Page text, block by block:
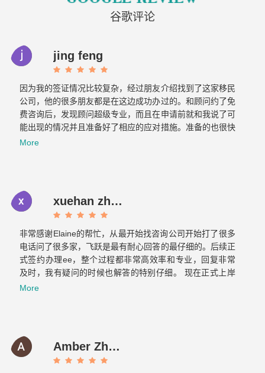
谷歌评论
jing feng
因为我的签证情况比较复杂，经过朋友介绍找到了这家移民
公司，他的很多朋友都是在这边成功办过的。和顾问约了免
费咨询后，发现顾问超级专业，而且在申请前就和我说了可
能出现的情况并且准备好了相应的应对措施。准备的也很快
文件不到一周就交上去了。没想到不到一个月，签证就顺利
More
xuehan zhou
非常感谢Elaine的帮忙，从最开始找咨询公司开始打了很多
电话问了很多家，飞跃是最有耐心回答的最仔细的。后续正
式签约办理ee，整个过程都非常高效率和专业，回复非常
及时，我有疑问的时候也解答的特别仔细。 现在正式上岸
啦，非常感谢你们整个团队的帮助～有朋友的需要的话我也
More
Amber Zhang